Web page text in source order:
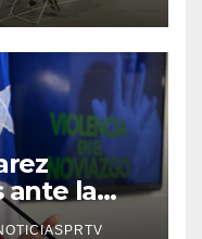
ante la